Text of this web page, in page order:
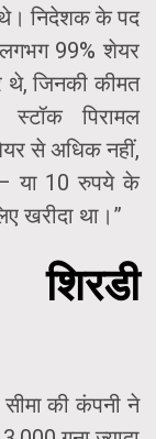
थे। निदेशक के पद
99% शेयर
जिनकी कीमत
पिरामल
से अधिक नहीं,
या 10 रुपये के
खरीदा था।”
की कंपनी ने